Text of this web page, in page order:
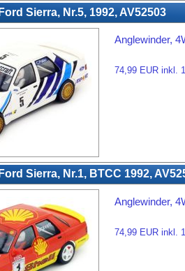
Sierra, Nr.5, 1992, AV52503
Anglewinder,
74,99 EUR inkl.
Sierra, Nr.1, BTCC 1992,
Anglewinder,
74,99 EUR inkl.